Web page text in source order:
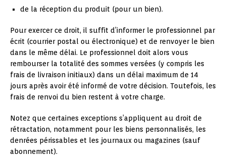
de la réception du produit (pour un bien).
Pour exercer ce droit, il suffit d’informer le professionnel par
écrit (courrier postal ou électronique) et de renvoyer le bien
dans le même délai. Le professionnel doit alors vous
rembourser la totalité des sommes versées (y compris les
frais de livraison initiaux) dans un délai maximum de 14
jours après avoir été informé de votre décision. Toutefois, les
frais de renvoi du bien restent à votre charge.
Notez que certaines exceptions s’appliquent au droit de
rétractation, notamment pour les biens personnalisés, les
denrées périssables et les journaux ou magazines (sauf
abonnement).